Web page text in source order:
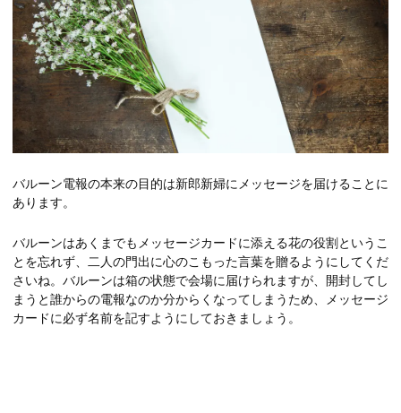
バルーン電報の本来の目的は新郎新婦にメッセージを届けることに
あります。
バルーンはあくまでもメッセージカードに添える花の役割というこ
とを忘れず、二人の門出に心のこもった言葉を贈るようにしてくだ
さいね。バルーンは箱の状態で会場に届けられますが、開封してし
まうと誰からの電報なのか分からくなってしまうため、メッセージ
カードに必ず名前を記すようにしておきましょう。